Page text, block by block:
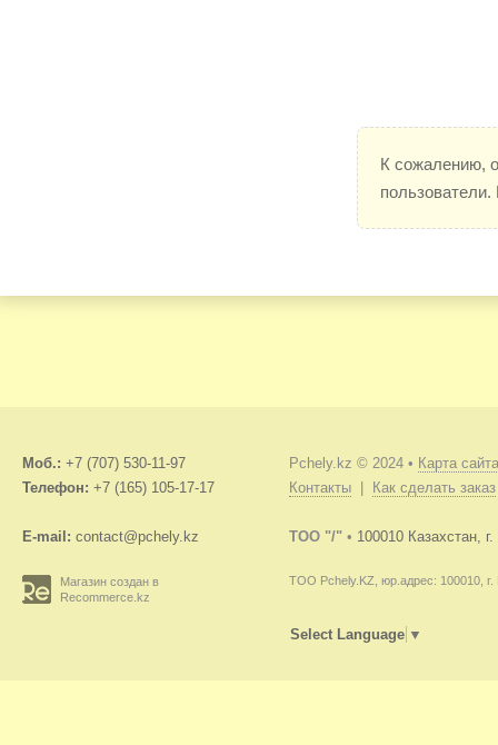
К сожалению,
Моб.: +7 (707) 530-11-97
Телефон: +7 (165) 105-17-17
E-mail: contact@pchely.kz
Магазин создан в
Recommerce.kz
Pchely.kz © 2024 • Карта сайта
Контакты
Как сделать заказ
TOO "/" • 100010 Казахстан,
ТОО Pchely.KZ, юр.адрес: 100010, г.
Select Language ▼